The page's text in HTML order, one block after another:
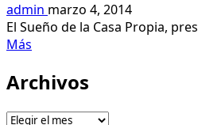
admin marzo 4, 2014
El Sueño de la Casa Propia,
Más
acerca
Mira
Archivos
Archivos